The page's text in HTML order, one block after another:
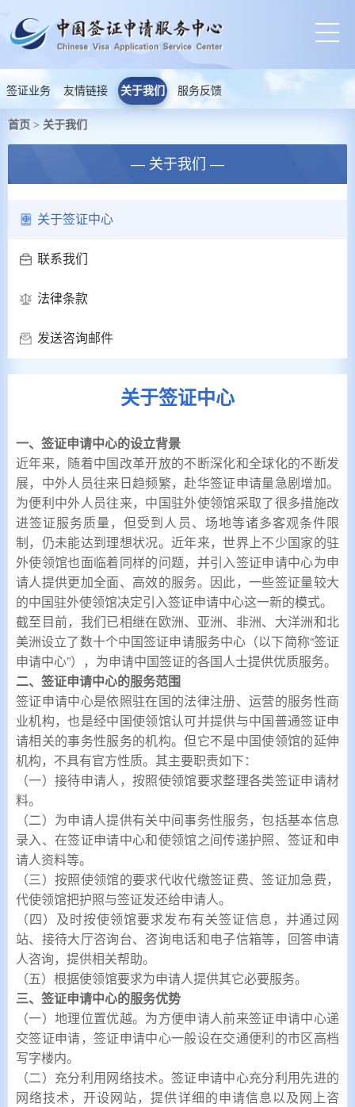
签证业务 友情链接 关于我们 服务反馈
首页 > 关于我们
— 关于我们 —
关于签证中心
联系我们
法律条款
发送咨询邮件
关于签证中心
一、签证申请中心的设立背景
近年来，随着中国改革开放的不断深化和全球化的不断发
展，中外人员往来日趋频繁，赴华签证申请量急剧增加。
为便利中外人员往来，中国驻外使领馆采取了很多措施改
进签证服务质量，但受到人员、场地等诸多客观条件限
制，仍未能达到理想状况。近年来，世界上不少国家的驻
外使领馆也面临着同样的问题，并引入签证申请中心为申
请人提供更加全面、高效的服务。因此，一些签证量较大
的中国驻外使领馆决定引入签证申请中心这一新的模式。
截至目前，我们已相继在欧洲、亚洲、非洲、大洋洲和北
美洲设立了数十个中国签证申请服务中心（以下简称“签证
申请中心”），为申请中国签证的各国人士提供优质服务。
二、签证申请中心的服务范围
签证申请中心是依照驻在国的法律注册、运营的服务性商
业机构，也是经中国使领馆认可并提供与中国普通签证申
请相关的事务性服务的机构。但它不是中国使领馆的延伸
机构，不具有官方性质。其主要职责如下：
（一）接待申请人，按照使领馆要求整理各类签证申请材
料。
（二）为申请人提供有关中间事务性服务，包括基本信息
录入、在签证申请中心和使领馆之间传递护照、签证和申
请人资料等。
（三）按照使领馆的要求代收代缴签证费、签证加急费，
代使领馆把护照与签证发还给申请人。
（四）及时按使领馆要求发布有关签证信息，并通过网
站、接待大厅咨询台、咨询电话和电子信箱等，回答申请
人咨询，提供相关帮助。
（五）根据使领馆要求为申请人提供其它必要服务。
三、签证申请中心的服务优势
（一）地理位置优越。为方便申请人前来签证申请中心递
交签证申请，签证申请中心一般设在交通便利的市区高档
写字楼内。
（二）充分利用网络技术。签证申请中心充分利用先进的
网络技术，开设网站，提供详细的申请信息以及网上咨